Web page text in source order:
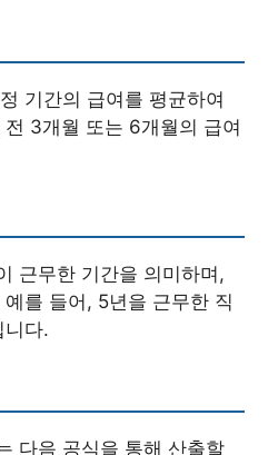
기간의 급여를 평균하여
3개월 또는 6개월의 급여
근무한 기간을 의미하며,
를 들어, 5년을 근무한 직
니다.
다음 공식을 통해 산출할